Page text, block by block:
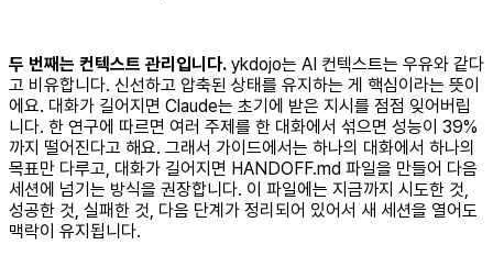
두 번째는 컨텍스트 관리입니다. ykdojo는 AI 컨텍스트는 우유와 같다
고 비유합니다. 신선하고 압축된 상태를 유지하는 게 핵심이라는 뜻이
에요. 대화가 길어지면 Claude는 초기에 받은 지시를 점점 잊어버립
니다. 한 연구에 따르면 여러 주제를 한 대화에서 섞으면 성능이 39%
까지 떨어진다고 해요. 그래서 가이드에서는 하나의 대화에서 하나의
목표만 다루고, 대화가 길어지면 HANDOFF.md 파일을 만들어 다음
세션에 넘기는 방식을 권장합니다. 이 파일에는 지금까지 시도한 것,
성공한 것, 실패한 것, 다음 단계가 정리되어 있어서 새 세션을 열어도
맥락이 유지됩니다.